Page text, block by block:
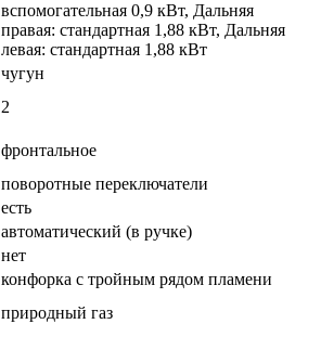
вспомогательная 0,9 кВт, Дальняя
правая: стандартная 1,88 кВт, Дальняя
левая: стандартная 1,88 кВт
чугун
2
фронтальное
поворотные переключатели
есть
автоматический (в ручке)
нет
конфорка с тройным рядом пламени
природный газ